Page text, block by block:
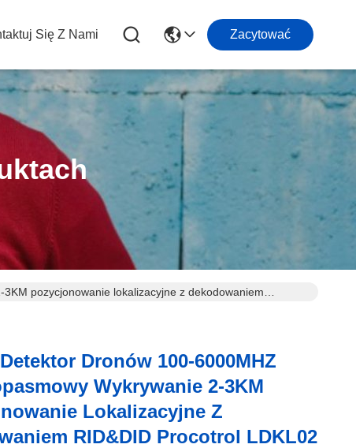
Się Z Nami Zacytować
pozycjonowanie lokalizacyjne z dekodowaniem
Dronów 100-6000MHZ
Wykrywanie 2-3KM
Lokalizacyjne Z
RID&DID Procotrol LDKL02